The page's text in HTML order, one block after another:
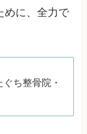
めに、全力で
ち整骨院・